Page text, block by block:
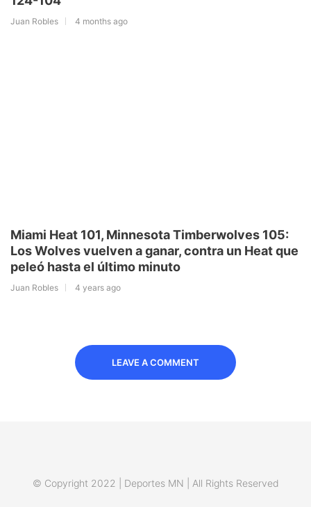
Juan Robles 4 months ago
Miami Heat 101, Minnesota Timberwolves 105:
Los Wolves vuelven a ganar, contra un Heat que
peleó hasta el último minuto
Juan Robles 4 years ago
LEAVE A COMMENT
© Copyright 2022 | Deportes MN | All Rights Reserved